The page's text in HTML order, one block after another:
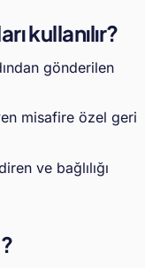
kullanılır?
gönderilen
misafire özel geri
ve bağlılığı